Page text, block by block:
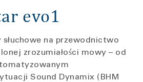
evo1
słuchowe na przewodnictwo
zrozumiałości mowy – od
Sound Dynamix (BHM